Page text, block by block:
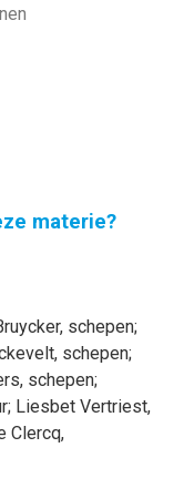
materie?
, schepen;
, schepen;
, schepen;
; Liesbet Vertriest,
Clercq,